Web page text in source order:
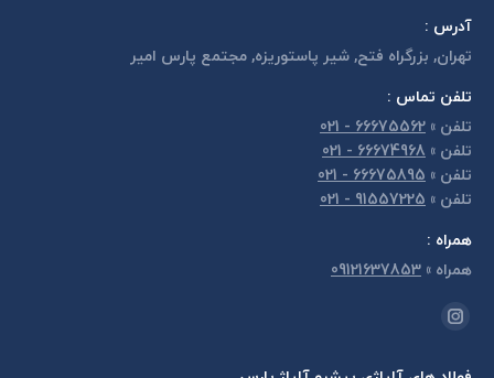
آدرس :
تهران, بزرگراه فتح, شير پاستوريزه, مجتمع پارس امير
تلفن تماس :
تلفن »
66675562 - 021
تلفن »
66674968 - 021
تلفن »
66675895 - 021
تلفن »
91557225 - 021
همراه :
همراه »
09121637853
مارا در اینجا پیدا کنید:
اینستاگرام